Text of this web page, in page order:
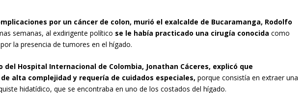
por un cáncer de colon, murió el exalcalde de Bucaramanga, Rodolfo
semanas, al exdirigente político se le había practicado una cirugía conocida como
la presencia de tumores en el hígado.
del Hospital Internacional de Colombia, Jonathan Cáceres, explicó que
alta complejidad y requería de cuidados especiales, porque consistía en extraer una
hidatídico, que se encontraba en uno de los costados del hígado.